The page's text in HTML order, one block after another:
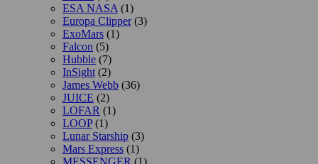
ESA NASA (1)
Europa Clipper(3)
ExoMars (1)
Falcon (5)
Hubble (7)
InSight (2)
James Webb (36)
JUICE (2)
LOFAR (1)
LOOP(1)
Lunar Starship (3)
Mars Express (1)
MESSENGER (1)